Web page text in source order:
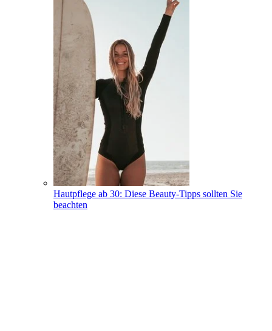
Hautpflege ab 30: Diese Beauty-Tipps sollten Sie
beachten